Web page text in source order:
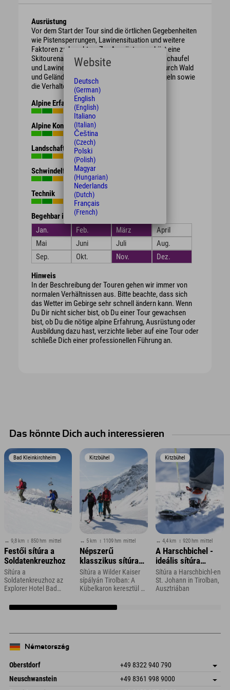
Ausrüstung
Vor dem Start der Tour sind die örtlichen Gegebenheiten
wie Pistensperrungen, Lawinensituation und weitere
Faktoren zu beachten. Zur Ausrüstung gehört eine
Skitourenausrüstung mit LVS-Gerät, Lawinenschaufel
und Lawinensonde. Die Tour führt teilweise durch Wald
und Gelände, bitte beachte die DSV Umweltregeln sowie
die Verhaltenshinweise des DAV.
Alpine Erfahrung
Alpine Kondition
Landschaft
Schwindelfreiheit
Technik
Begehbar in den Monaten
Jan.
Feb. März
April
Mai
Juni Juli
Aug.
Sep.
Okt. Nov. Dez.
Hinweis
In der Beschreibung der Touren gehen wir immer von
normalen Verhältnissen aus. Bitte beachte, dass sich
das Wetter im Gebirge sehr schnell ändern kann. Wenn
Du Dir nicht sicher bist, ob Du einer Tour gewachsen
bist, ob Du die nötige alpine Erfahrung, Ausrüstung oder
Ausbildung dazu hast, verzichte lieber auf eine Tour oder
schließe Dich einer professionellen Führung an.
Das könnte Dich auch interessieren
Bad Kleinkirchheim
↔ 9,8 km ↕ 850 hm mittel
Festői sítúra a
Soldatenkreuzhoz
Sítúra a
Soldatenkreuzhoz az
Explorer Hotel Bad
közelében
Kitzbühel
↔ 5 km ↕ 1109 hm mittel
Népszerű
klasszikus sítúra
az Ellmauer Tor és
a Hintere Goinger
Halt felé
Sítúra a Wilder Kaiser
sípályán Tirolban: A
Kübelkaron keresztül az
Kitzbühel
↔ 4,4 km ↕ 920 hm mittel
A Harschbichel -
ideális sítúra
kezdőknek és esti
túrázóknak
Sítúra a Harschbichl-en
St. Johann in Tirolban,
Ausztriában
Németország
Oberstdorf +49 8322 940 790
An der Breitach 3
Cím mentése
Neuschwanstein +49 8361 998 9000
Website
Deutsch
(German)
English
(English)
Italiano
(Italian)
Čeština
(Czech)
Polski
(Polish)
Magyar
(Hungarian)
Nederlands
(Dutch)
Français
(French)